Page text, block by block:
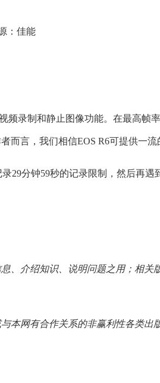
：佳能
频录制和静止图像功能。在最高帧
而言，我们相信EOS R6可提供一流
29分钟59秒的记录限制，然后再
、介绍知识、说明问题之用；相关
本网有合作关系的非赢利性各类出